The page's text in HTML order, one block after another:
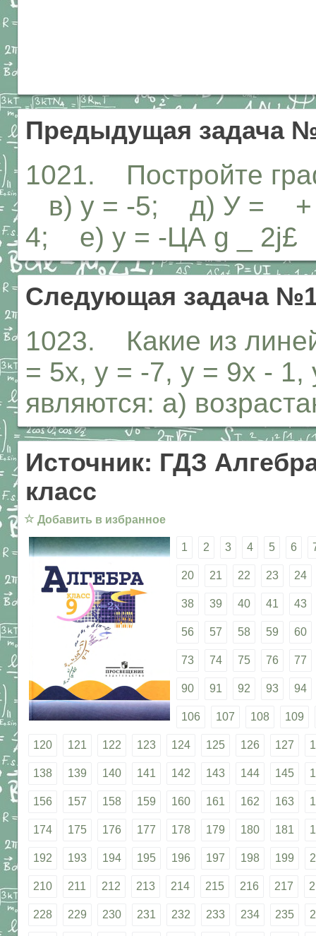
Предыдущая задача
1021. Постройте
в) у = -5; д) У = +
4; е) у = -ЦА g _ 2j£
Следующая задача
1023. Какие из
= 5х, у = -7, у = 9х -
являются: а)
Источник: ГДЗ
класс
☆ Добавить в избранное
1 2 3 4 5 6
20 21 22 23 24
38 39 40 41 43
56 57 58 59 60
73 74 75 76 77
90 91 92 93 94
106 107 108 109
120 121 122 123 124 125 126 127
138 139 140 141 142 143 144 145
156 157 158 159 160 161 162 163
174 175 176 177 178 179 180 181
192 193 194 195 196 197 198 199
210 211 212 213 214 215 216 217
228 229 230 231 232 233 234 235